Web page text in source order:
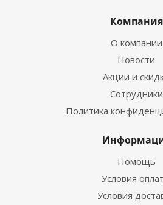
Компания
О компании
Новости
Акции и
Сотрудники
Политика
Помощь
Условия
Условия